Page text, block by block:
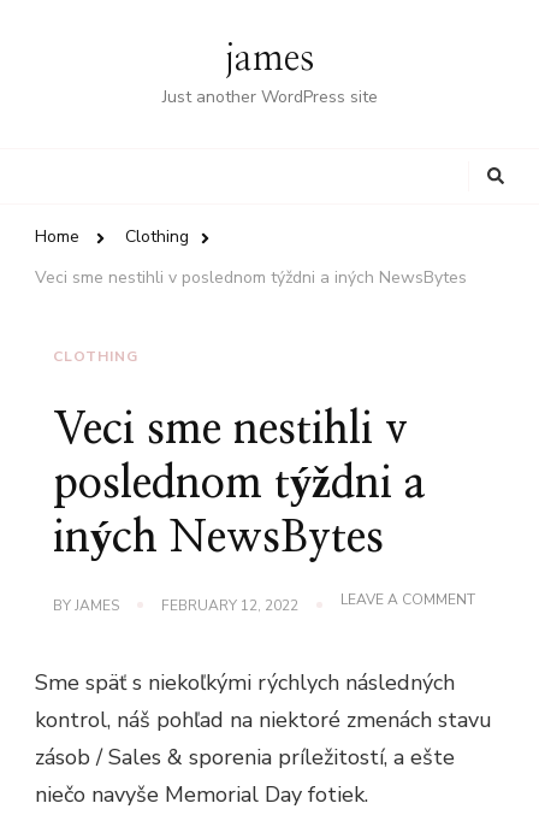
james
Just another WordPress site
Home
Clothing
Veci sme nestihli v poslednom týždni a iných NewsBytes
CLOTHING
Veci sme nestihli v
poslednom týždni a
iných NewsBytes
BYJAMES FEBRUARY 12, 2022 LEAVE A COMMENTON
TÝŽDNI
Sme späť s niekoľkými rýchlych následných
kontrol, náš pohľad na niektoré zmenách stavu
zásob / Sales & sporenia príležitostí, a ešte
niečo navyše Memorial Day fotiek.